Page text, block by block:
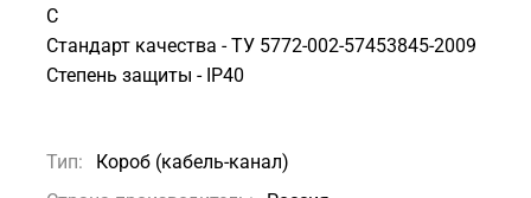
С
Стандарт качества - ТУ 5772-002-57453845-2009
Степень защиты - IP40
Тип:
Короб (кабель-канал)